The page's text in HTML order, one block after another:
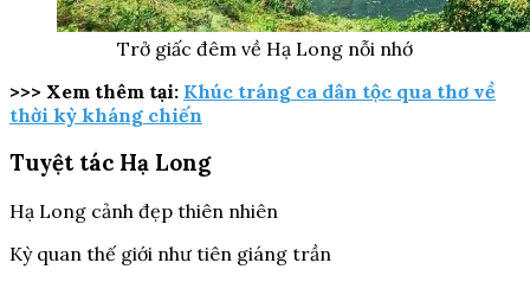
Trở giấc đêm về Hạ Long nỗi nhớ
>>> Xem thêm tại: Khúc tráng ca dân tộc qua thơ về
thời kỳ kháng chiến
Tuyệt tác Hạ Long
Hạ Long cảnh đẹp thiên nhiên
Kỳ quan thế giới như tiên giáng trần